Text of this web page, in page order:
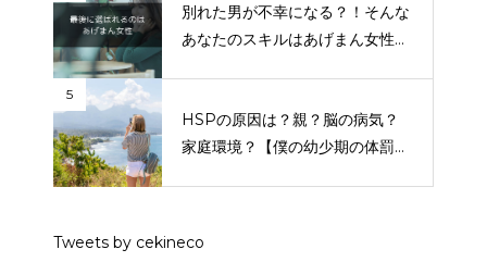
別れた男が不幸になる？！そんな
あなたのスキルはあげまん女性な
5
HSPの原因は？親？脳の病気？
家庭環境？【僕の幼少期の体罰問
Tweets by cekineco